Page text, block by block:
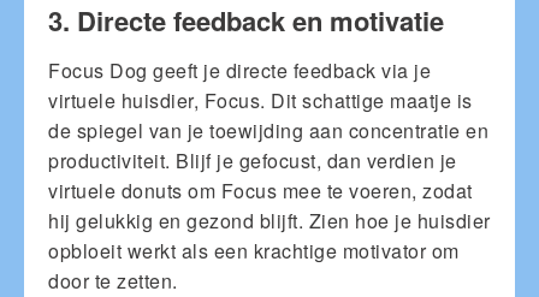
3. Directe feedback en motivatie
Focus Dog geeft je directe feedback via je
virtuele huisdier, Focus. Dit schattige maatje is
de spiegel van je toewijding aan concentratie en
productiviteit. Blijf je gefocust, dan verdien je
virtuele donuts om Focus mee te voeren, zodat
hij gelukkig en gezond blijft. Zien hoe je huisdier
opbloeit werkt als een krachtige motivator om
door te zetten.